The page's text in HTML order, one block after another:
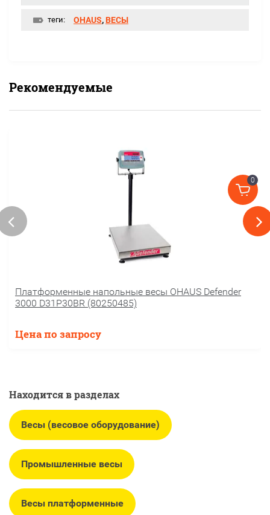
теги: OHAUS,ВЕСЫ
Рекомендуемые
Платформенные напольные весы OHAUS Defender
3000 D31P30BR (80250485)
Цена по запросу
Находится в разделах
Весы (весовое оборудование)
Промышленные весы
Весы платформенные
0